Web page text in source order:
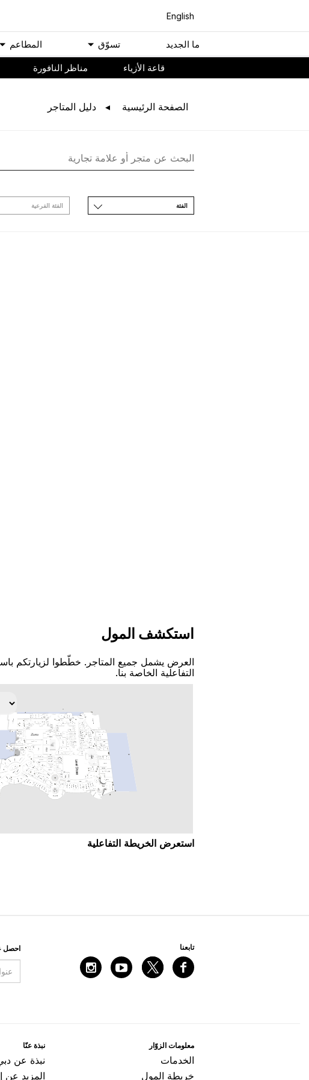
English
ﻣﺎ اﻟﺠﺪﻳﺪ ﺗﺴﻮّﻕ اﻟﻤﻄﺎﻋﻢ
ﻗﺎﻋﺔ اﻷﺯﻳﺎء مناظر النافورة
اﻟﺼﻔﺤﺔ اﻟﺮﺋﻴﺴﻴﺔ ﺩﻟﻴﻞ اﻟﻤﺘﺎﺟﺮ
اﻟﻔﺌﺔ اﻟﻔﺌﺔ اﻟﻔﺮﻋﻴﺔ
اﺳﺘﻜﺸﻒ اﻟﻤﻮﻝ
اﻟﻌﺮﺽ ﻳﺸﻤﻞ ﺟﻤﻴﻊ اﻟﻤﺘﺎﺟﺮ. ﺧﻄّﻄﻮا ﻟﺰﻳﺎﺭﺗﻜﻢ
اﻟﺘﻔﺎﻋﻠﻴﺔ اﻟﺨﺎﺻﺔ ﺑﻨﺎ.
اﺳﺘﻌﺮﺽ اﻟﺨﺮﻳﻄﺔ اﻟﺘﻔﺎﻋﻠﻴﺔ
ﺗﺎﺑﻌﻨﺎ اﺣﺼﻞ
ﻣﻌﻠﻮﻣﺎﺕ اﻟﺰﻭّاﺭ
اﻟﺨﺪﻣﺎﺕ
ﺧﺮﻳﻄﺔ اﻟﻤﻮﻝ
ﻧﺒﺬﺓ ﻋﻨّﺎ
ﻧﺒﺬﺓ ﻋﻦ
المزيد عن